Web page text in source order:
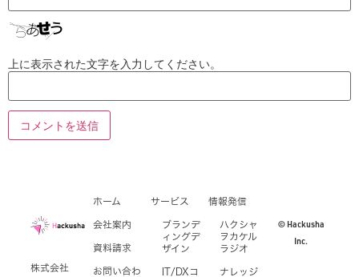
上に表示された文字を入力してください。
株式会社
ホーム
会社案内
資料請求
お問い合わ
サービス
ブランデ
ィングデ
ザイン
IT/DXコ
情報発信
ハクシャ
ヲカケル
ラジオ
ナレッジ
© Hackusha
Inc.